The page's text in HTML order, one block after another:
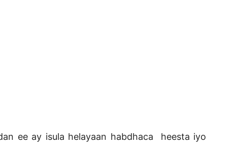
ee ay isula helayaan habdhaca heesta iyo